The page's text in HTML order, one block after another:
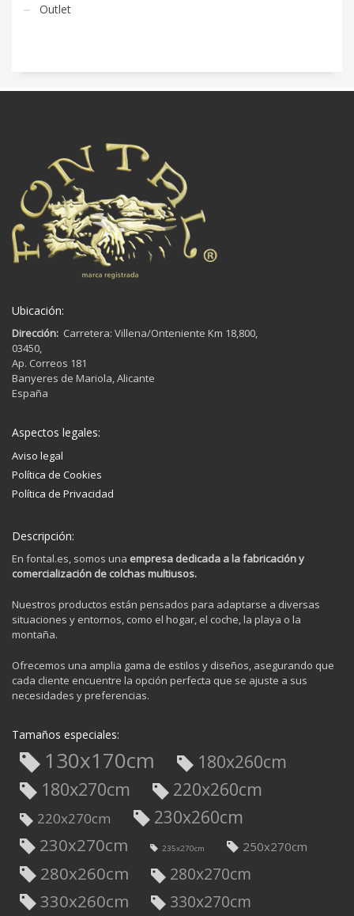
Outlet
Ubicación:
Dirección: Carretera: Villena/Onteniente Km 18,800,
03450,
Ap. Correos 181
Banyeres de Mariola, Alicante
España
Aspectos legales:
Aviso legal
Política de Cookies
Política de Privacidad
Descripción:
En fontal.es, somos una empresa dedicada a la fabricación y
comercialización de colchas multiusos.
Nuestros productos están pensados para adaptarse a diversas
situaciones y entornos, como el hogar, el coche, la playa o la
montaña.
Ofrecemos una amplia gama de estilos y diseños, asegurando que
cada cliente encuentre la opción perfecta que se ajuste a sus
necesidades y preferencias.
Tamaños especiales:
130x170cm
180x260cm
180x270cm
220x260cm
220x270cm 230x260cm
230x270cm 235x270cm 250x270cm
280x260cm 280x270cm
330x260cm 330x270cm